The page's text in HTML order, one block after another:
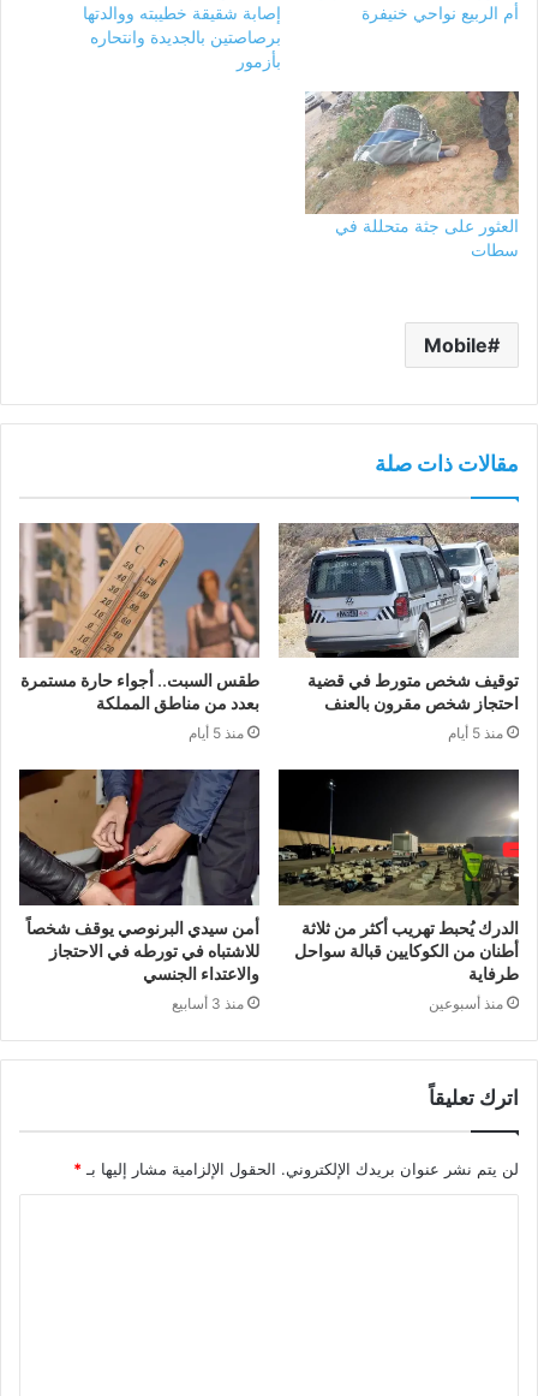
أم الربيع نواحي خنيفرة
إصابة شقيقة خطيبته ووالدتها
برصاصتين بالجديدة وانتحاره
بأزمور
العثور على جثة متحللة في
سطات
Mobile
مقالات ذات صلة
توقيف شخص متورط في قضية
احتجاز شخص مقرون بالعنف
منذ 5 أيام
طقس السبت.. أجواء حارة مستمرة
بعدد من مناطق المملكة
منذ 5 أيام
الدرك يُحبط تهريب أكثر من ثلاثة
أطنان من الكوكايين قبالة سواحل
طرفاية
منذ أسبوعين
أمن سيدي البرنوصي يوقف شخصاً
للاشتباه في تورطه في الاحتجاز
والاعتداء الجنسي
منذ 3 أسابيع
اترك تعليقاً
لن يتم نشر عنوان بريدك الإلكتروني. الحقول الإلزامية مشار إليها بـ *